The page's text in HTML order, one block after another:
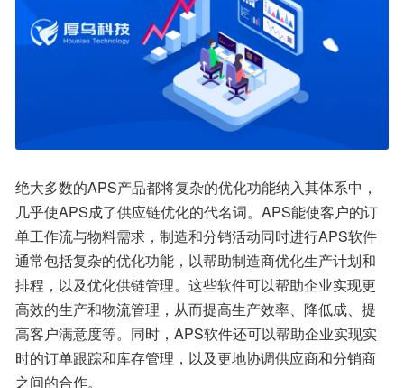
绝大多数的APS产品都将复杂的优化功能纳入其体系中，
几乎使APS成了供应链优化的代名词。APS能使客户的订
单工作流与物料需求，制造和分销活动同时进行APS软件
通常包括复杂的优化功能，以帮助制造商优化生产计划和
排程，以及优化供链管理。这些软件可以帮助企业实现更
高效的生产和物流管理，从而提高生产效率、降低成、提
高客户满意度等。同时，APS软件还可以帮助企业实现实
时的订单跟踪和库存管理，以及更地协调供应商和分销商
之间的合作。